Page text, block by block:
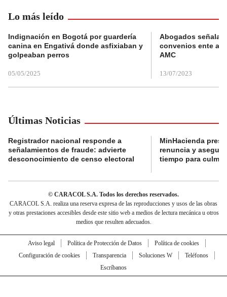
Lo más leído
Indignación en Bogotá por guardería
canina en Engativá donde asfixiaban y
golpeaban perros
05/05/2025
Abogados
convenios ente
AMC
13/07/2023
Últimas Noticias
Registrador nacional responde a
señalamientos de fraude: advierte
desconocimiento de censo electoral
MinHacienda
renuncia y
tiempo para
© CARACOL S.A. Todos los derechos reservados.
CARACOL S.A. realiza una reserva expresa de las reproducciones y usos de las obras
y otras prestaciones accesibles desde este sitio web a medios de lectura mecánica u otros
medios que resulten adecuados.
Aviso legal Política de Protección de Datos
Política de cookies
Configuración de cookies
Transparencia Soluciones W
Teléfonos
Escríbanos